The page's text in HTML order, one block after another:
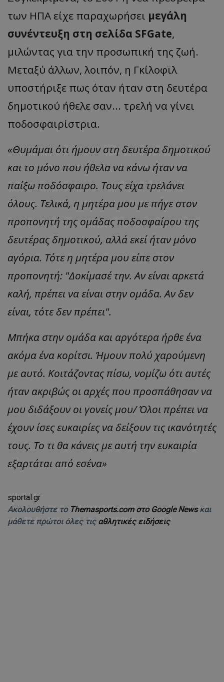
των ΗΠΑ είχε παραχωρήσει μεγάλη
συνέντευξη στη σελίδα SFGate,
μιλώντας για την προσωπική της ζωή.
Μεταξύ άλλων, λοιπόν, η Γκίλοφϊλ
υποστήριξε πως όταν ήταν στη δευτέρα
δημοτικού ήθελε σαν... τρελή να γίνει
ποδοσφαιρίστρια.
«Θυμάμαι ότι ήμουν στη δευτέρα δημοτικού
και το μόνο που ήθελα να κάνω ήταν να
παίξω ποδόσφαιρο. Τους είχα τρελάνει
όλους. Τελικά, η μητέρα μου με πήγε στον
προπονητή της ομάδας ποδοσφαίρου της
δευτέρας δημοτικού, αλλά εκεί ήταν μόνο
αγόρια. Τότε η μητέρα μου είπε στον
προπονητή: "Δοκίμασέ την. Αν είναι αρκετά
καλή, πρέπει να είναι στην ομάδα. Αν δεν
είναι, τότε δεν πρέπει".
Μπήκα στην ομάδα και αργότερα ήρθε ένα
ακόμα ένα κορίτσι. Ήμουν πολύ χαρούμενη
με αυτό. Κοιτάζοντας πίσω, νομίζω ότι αυτές
ήταν ακριβώς οι αρχές που προσπάθησαν να
μου διδάξουν οι γονείς μου/ Όλοι πρέπει να
έχουν ίσες ευκαιρίες να δείξουν τις ικανότητές
τους. Το τι θα κάνεις με αυτή την ευκαιρία
εξαρτάται από εσένα»
sportal.gr
Ακολουθήστε το Themasports.com στο Google Newsκαι
μάθετε πρώτοι όλες τις αθλητικές ειδήσεις